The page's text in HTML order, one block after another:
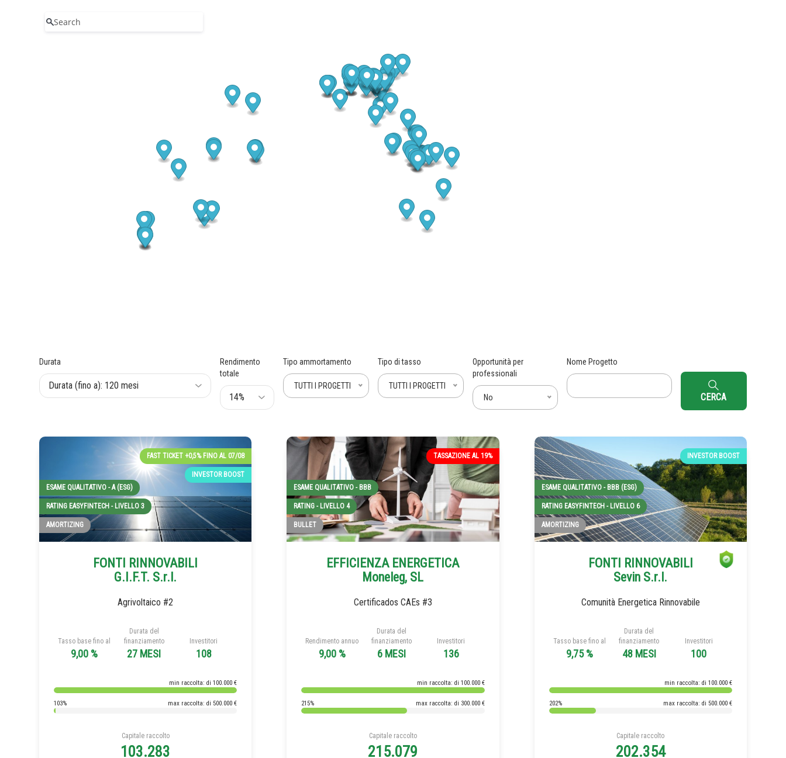
Durata
Durata (fino a): 120 mesi
Rendimento
totale
14%
Tipo ammortamento
TUTTI I PROGETTI
Tipo di tasso
TUTTI I PROGETTI
Opportunità per
professionali
No
Nome Progetto
CERCA
FAST TICKET +0,5% FINO AL 07/08
INVESTOR BOOST
ESAME QUALITATIVO - A (ESG)
RATING EASYFINTECH - LIVELLO 3
AMORTIZING
FONTI RINNOVABILI
G.I.F.T. S.r.l.
Agrivoltaico #2
Tasso base fino al
9,00 %
Durata del
finanziamento
27 MESI
Investitori
108
min raccolta: di 100.000 €
103% max raccolta: di 500.000 €
Capitale raccolto
103.283
TASSAZIONE AL 19%
ESAME QUALITATIVO - BBB
RATING - LIVELLO 4
BULLET
EFFICIENZA ENERGETICA
Moneleg, SL
Certificados CAEs #3
Rendimento annuo
9,00 %
Durata del
finanziamento
6 MESI
Investitori
136
min raccolta: di 100.000 €
215% max raccolta: di 300.000 €
Capitale raccolto
215.079
INVESTOR BOOST
ESAME QUALITATIVO - BBB (ESG)
RATING EASYFINTECH - LIVELLO 6
AMORTIZING
FONTI RINNOVABILI
Sevin S.r.l.
Comunità Energetica Rinnovabile
Tasso base fino al
9,75 %
Durata del
finanziamento
48 MESI
Investitori
100
min raccolta: di 100.000 €
202% max raccolta: di 500.000 €
Capitale raccolto
202.354